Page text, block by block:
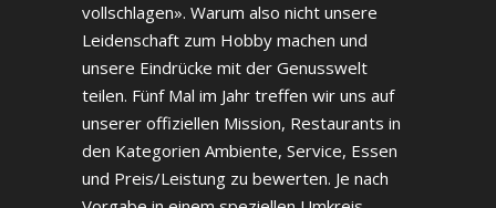
vollschlagen». Warum also nicht unsere
Leidenschaft zum Hobby machen und
unsere Eindrücke mit der Genusswelt
teilen. Fünf Mal im Jahr treffen wir uns auf
unserer offiziellen Mission, Restaurants in
den Kategorien Ambiente, Service, Essen
und Preis/Leistung zu bewerten. Je nach